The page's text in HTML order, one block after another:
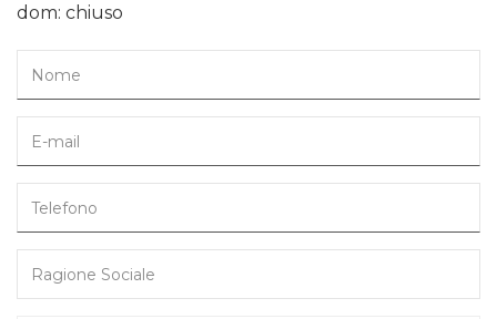
dom: chiuso